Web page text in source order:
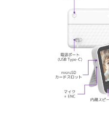
給電ポート (本体上面)